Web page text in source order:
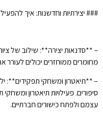
### יצירתיות וחדשנות: איך
– **סדנאות יצירה**: שילוב של
מחומרים ממוחזרים יכולים לעורר
– **תיאטרון ומשחקי תפקידים**:
סיפורים. פעילויות תיאטרון
עצמם ולפתח כישורים חברתיים.